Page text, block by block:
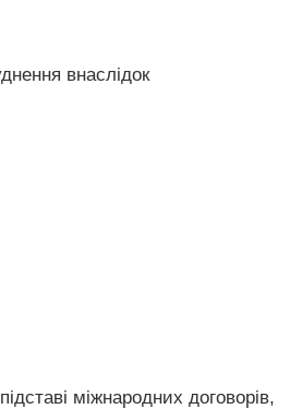
внаслідок
міжнародних договорів,